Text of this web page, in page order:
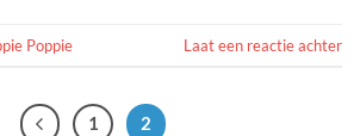
Poppie Laat een reactie achter
1 2